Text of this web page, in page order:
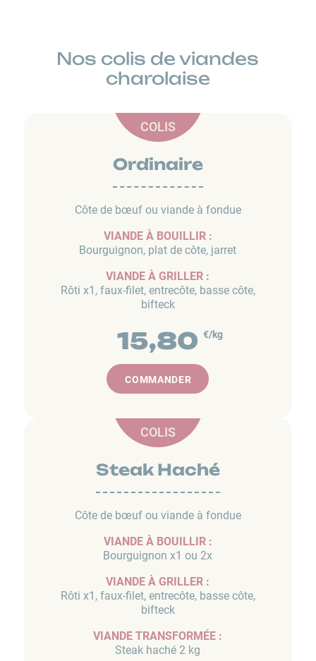
Nos colis de viandes
charolaise
COLIS
Ordinaire
Côte de bœuf ou viande à fondue
VIANDE À BOUILLIR :
Bourguignon, plat de côte, jarret
VIANDE À GRILLER :
Rôti x1, faux-filet, entrecôte, basse côte,
bifteck
15,80 €/kg
COMMANDER
COLIS
Steak Haché
Côte de bœuf ou viande à fondue
VIANDE À BOUILLIR :
Bourguignon x1 ou 2x
VIANDE À GRILLER :
Rôti x1, faux-filet, entrecôte, basse côte,
bifteck
VIANDE TRANSFORMÉE :
Steak haché 2 kg